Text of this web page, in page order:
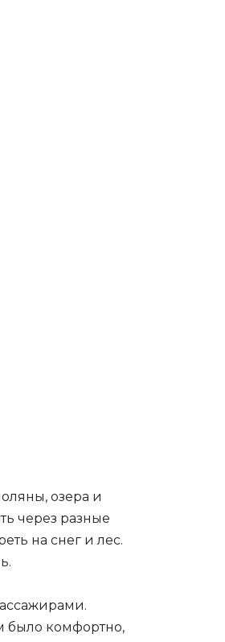
озера и
через разные
на снег и лес.
было комфортно,